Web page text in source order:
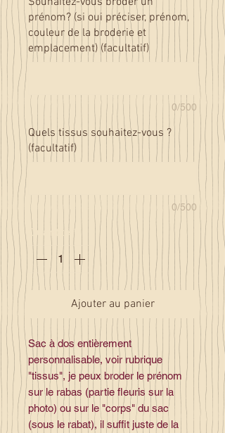
prénom? (si oui préciser, prénom,
couleur de la broderie et
emplacement) (facultatif)
0/500
Quels tissus souhaitez-vous ?
(facultatif)
0/500
Quantité *
Ajouter au panier
Sac à dos entièrement
personnalisable, voir rubrique
"tissus", je peux broder le prénom
sur le rabas (partie fleuris sur la
photo) ou sur le "corps" du sac
(sous le rabat), il suffit juste de la